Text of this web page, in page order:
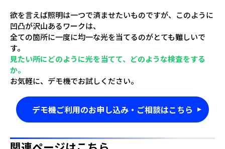
欲を言えば照明は一つで済ませたいものですが、このように
凹凸が沢山あるワークは、
全ての箇所に一度に均一な光を当てるのがとても難しいで
す。
見たい所にどのように光を当てて、どのような検査をする
か。
お気軽に、デモ機でお試しください。
デモ機ご利用のお申し込み・ご相談はこちら